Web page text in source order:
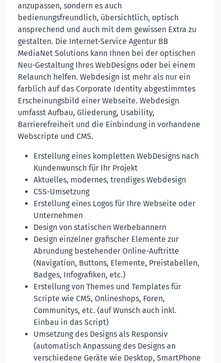
anzupassen, sondern es auch
bedienungsfreundlich, übersichtlich, optisch
ansprechend und auch mit dem gewissen Extra zu
gestalten. Die Internet-Service Agentur BB
MediaNet Solutions kann Ihnen bei der optischen
Neu-Gestaltung Ihres WebDesigns oder bei einem
Relaunch helfen. Webdesign ist mehr als nur ein
farblich auf das Corporate Identity abgestimmtes
Erscheinungsbild einer Webseite. Webdesign
umfasst Aufbau, Gliederung, Usability,
Barrierefreiheit und die Einbindung in vorhandene
Webscripte und CMS.
Erstellung eines kompletten WebDesigns nach
Kundenwunsch für Ihr Projekt
Aktuelles, modernes, trendiges Webdesign
CSS-Umsetzung
Erstellung eines Logos für Ihre Webseite oder
Unternehmen
Design von statischen Werbebannern
Design einzelner grafischer Elemente zur
Abrundung bestehender Online-Auftritte
(Navigation, Buttons, Elemente, Preistabellen,
Badges, Infografiken, etc.)
Erstellung von Themes und Templates für
Scripte wie CMS, Onlineshops, Foren,
Communitys, etc. (auf Wunsch auch inkl.
Einbau in das Script)
Umsetzung des Designs als Responsiv
(automatisch Anpassung des Designs an
verschiedene Geräte wie Desktop, SmartPhone